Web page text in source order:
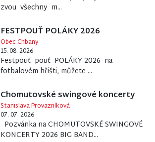
zvou všechny m...
FESTPOUŤ POLÁKY 2026
Obec Chbany
15. 08. 2026
Festpouť pouť POLÁKY 2026 na
fotbalovém hřišti, můžete ...
Chomutovské swingové koncerty
Stanislava Provazníková
07. 07. 2026
Pozvánka na CHOMUTOVSKÉ SWINGOVÉ
KONCERTY 2026 BIG BAND...